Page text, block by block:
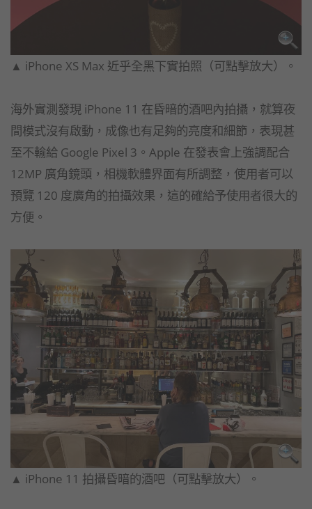
▲ iPhone XS Max 近乎全黑下實拍照（可點擊放大）。
海外實測發現 iPhone 11 在昏暗的酒吧內拍攝，就算夜
間模式沒有啟動，成像也有足夠的亮度和細節，表現甚
至不輸給 Google Pixel 3。Apple 在發表會上強調配合
12MP 廣角鏡頭，相機軟體界面有所調整，使用者可以
預覽 120 度廣角的拍攝效果，這的確給予使用者很大的
方便。
▲ iPhone 11 拍攝昏暗的酒吧（可點擊放大）。